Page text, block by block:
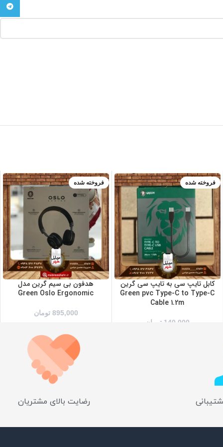
فروخته شده
کابل تایپ سی به تایپ سی گرین
Green pvc Type-C to Type-C
Cable 1.2m
140,000 تومان
فروخته شده
هدفون بی سیم گرین مدل
Green Oslo Ergonomic
895,000 تومان
رضایت بالای مشتریان
تلگرام